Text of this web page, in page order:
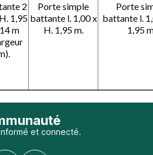
2
1,95
m
Porte simple
battante l. 1,00 x
H. 1,95 m.
Porte
battante l.
1,95
et connecté.